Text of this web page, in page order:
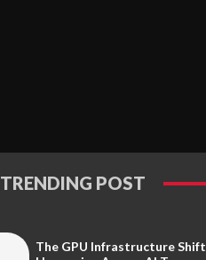
TRENDING POST
The GPU Infrastructure Shift